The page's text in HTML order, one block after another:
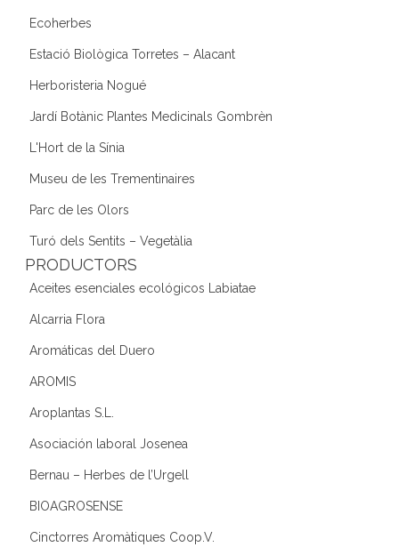
Ecoherbes
Estació Biològica Torretes – Alacant
Herboristeria Nogué
Jardí Botànic Plantes Medicinals Gombrèn
L'Hort de la Sínia
Museu de les Trementinaires
Parc de les Olors
Turó dels Sentits – Vegetàlia
PRODUCTORS
Aceites esenciales ecológicos Labiatae
Alcarria Flora
Aromáticas del Duero
AROMIS
Aroplantas S.L.
Asociación laboral Josenea
Bernau – Herbes de l’Urgell
BIOAGROSENSE
Cinctorres Aromàtiques Coop.V.